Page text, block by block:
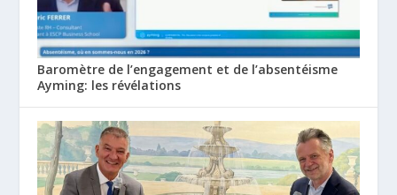
Baromètre de l’engagement et de l’absentéisme
Ayming: les révélations